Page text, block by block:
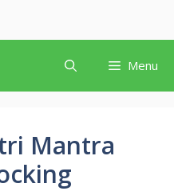
Menu
Mantra